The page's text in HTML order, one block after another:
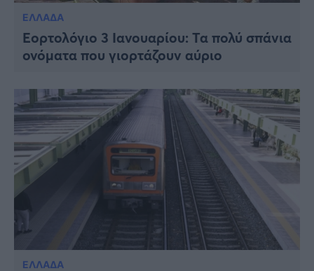
ΕΛΛΑΔΑ
Εορτολόγιο 3 Ιανουαρίου: Τα πολύ σπάνια
ονόματα που γιορτάζουν αύριο
ΕΛΛΑΔΑ